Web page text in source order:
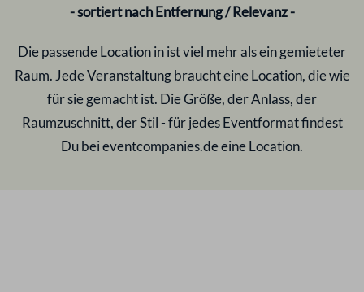
- sortiert nach Entfernung / Relevanz -
Die passende Location inist viel mehr als ein gemieteter
Raum. Jede Veranstaltung braucht eine Location, die wie
für sie gemacht ist. Die Größe, der Anlass, der
Raumzuschnitt, der Stil - für jedes Eventformat findest
Du bei eventcompanies.de eine Location.